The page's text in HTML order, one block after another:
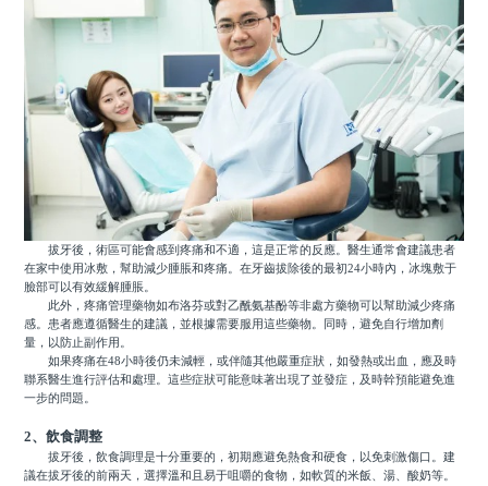
拔牙後，術區可能會感到疼痛和不適，這是正常的反應。醫生通常會建議患者
在家中使用冰敷，幫助減少腫脹和疼痛。在牙齒拔除後的最初24小時內，冰塊敷于
臉部可以有效緩解腫脹。
此外，疼痛管理藥物如布洛芬或對乙酰氨基酚等非處方藥物可以幫助減少疼痛
感。患者應遵循醫生的建議，並根據需要服用這些藥物。同時，避免自行增加劑
量，以防止副作用。
如果疼痛在48小時後仍未減輕，或伴隨其他嚴重症狀，如發熱或出血，應及時
聯系醫生進行評估和處理。這些症狀可能意味著出現了並發症，及時幹預能避免進
一步的問題。
2、飲食調整
拔牙後，飲食調理是十分重要的，初期應避免熱食和硬食，以免刺激傷口。建
議在拔牙後的前兩天，選擇溫和且易于咀嚼的食物，如軟質的米飯、湯、酸奶等。